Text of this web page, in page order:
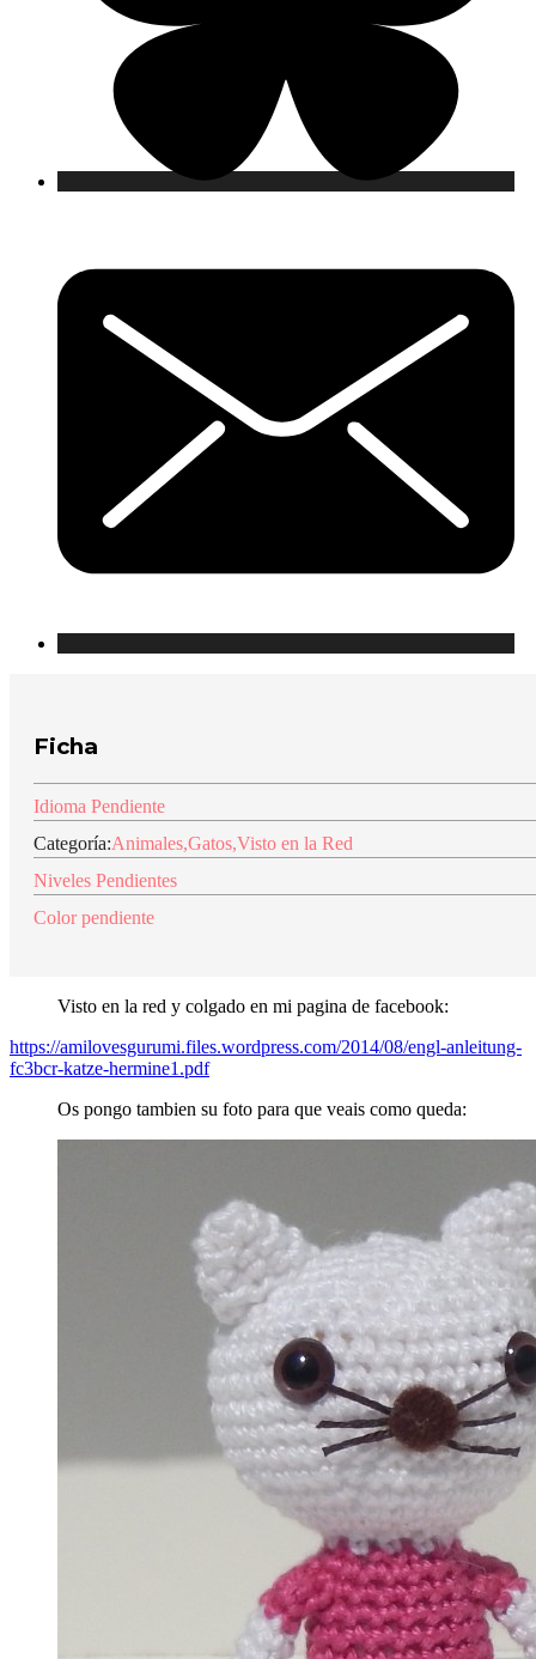
Ficha
Idioma Pendiente
Categoría:Animales,Gatos,Visto en la Red
Niveles Pendientes
Color pendiente
Visto en la red y colgado en mi pagina de facebook:
https://amilovesgurumi.files.wordpress.com/2014/08/engl-anleitung-
fc3bcr-katze-hermine1.pdf
Os pongo tambien su foto para que veais como queda: